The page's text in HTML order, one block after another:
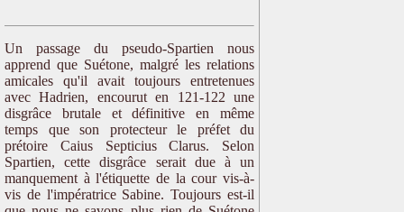
Un passage du pseudo-Spartien nous
apprend que Suétone, malgré les relations
amicales qu'il avait toujours entretenues
avec Hadrien, encourut en 121-122 une
disgrâce brutale et définitive en même
temps que son protecteur le préfet du
prétoire Caius Septicius Clarus. Selon
Spartien, cette disgrâce serait due à un
manquement à l'étiquette de la cour vis-à-
vis de l'impératrice Sabine. Toujours est-il